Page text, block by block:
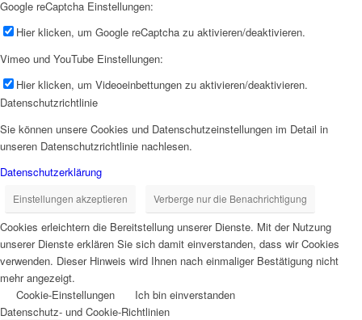
Google reCaptcha Einstellungen:
Hier klicken, um Google reCaptcha zu aktivieren/deaktivieren.
Vimeo und YouTube Einstellungen:
Hier klicken, um Videoeinbettungen zu aktivieren/deaktivieren.
Datenschutzrichtlinie
Sie können unsere Cookies und Datenschutzeinstellungen im Detail in
unseren Datenschutzrichtlinie nachlesen.
Datenschutzerklärung
Einstellungen akzeptieren Verberge nur die Benachrichtigung
Cookies erleichtern die Bereitstellung unserer Dienste. Mit der Nutzung
unserer Dienste erklären Sie sich damit einverstanden, dass wir Cookies
verwenden. Dieser Hinweis wird Ihnen nach einmaliger Bestätigung nicht
mehr angezeigt.
Cookie-Einstellungen
Ich bin einverstanden
Datenschutz- und Cookie-Richtlinien